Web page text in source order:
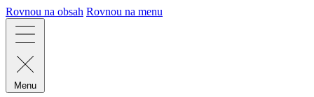
Rovnou na obsah Rovnou na menu
Menu